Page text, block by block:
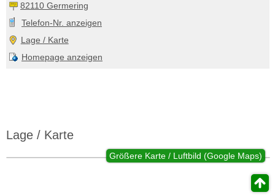
82110 Germering
Telefon-Nr. anzeigen
Lage / Karte
Homepage anzeigen
Lage / Karte
Größere Karte / Luftbild (Google Maps)